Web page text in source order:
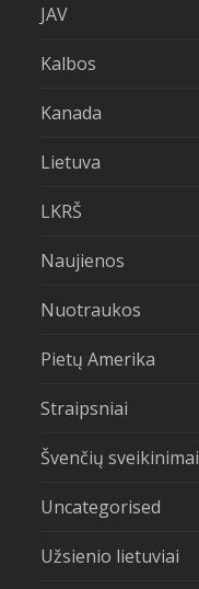
JAV
Kalbos
Kanada
Lietuva
LKRŠ
Naujienos
Nuotraukos
Pietų Amerika
Straipsniai
Švenčių sveikinimai
Uncategorised
Užsienio lietuviai